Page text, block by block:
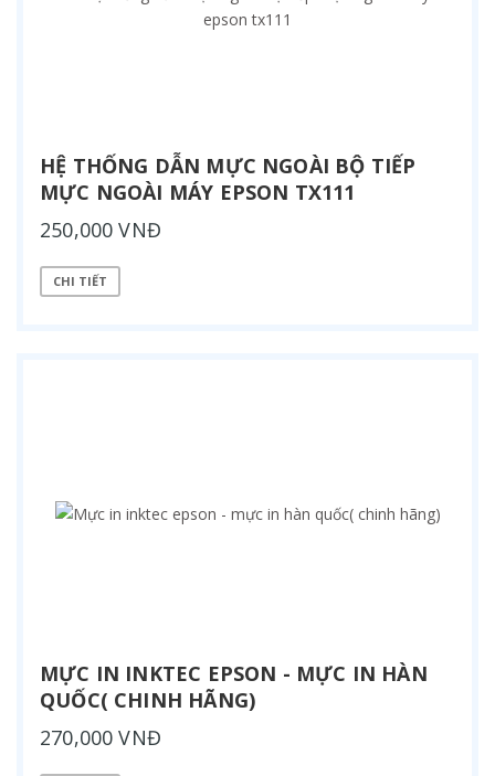
HỆ THỐNG DẪN MỰC NGOÀI BỘ TIẾP
MỰC NGOÀI MÁY EPSON TX111
250,000 VNĐ
CHI TIẾT
MỰC IN INKTEC EPSON - MỰC IN HÀN
QUỐC( CHINH HÃNG)
270,000 VNĐ